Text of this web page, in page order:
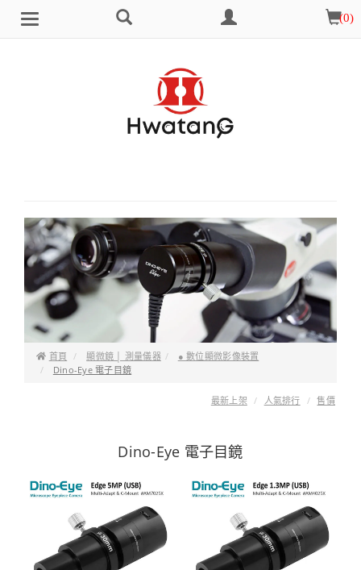
選
搜
會
員
中
購
物
車
(0)
首頁 顯微鏡 │ 測量儀器
● 數位顯微影像裝置
Dino-Eye 電子目鏡
最新上架 人氣排行 售價
Dino-Eye 電子目鏡